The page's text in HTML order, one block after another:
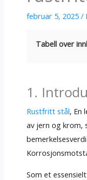
februar 5, 2025 /
Tabell over
1.
Rustfritt stål, En
av jern og krom,
Som et